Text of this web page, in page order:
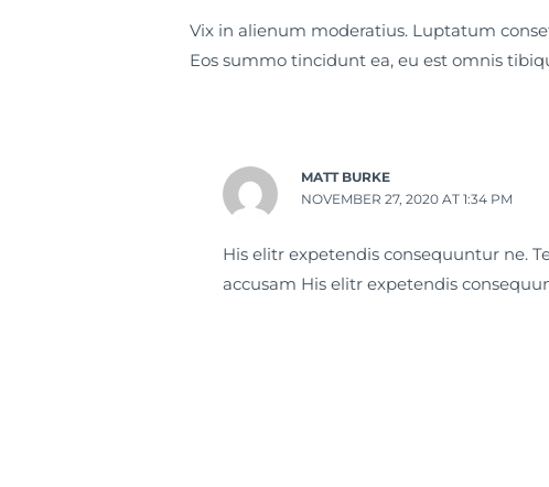
Vix in alienum moderatius. Luptatum
Eos summo tincidunt ea, eu est omnis
MATT BURKE
NOVEMBER 27, 2020 AT 1:34 PM
His elitr expetendis consequuntur ne.
accusam His elitr expetendis